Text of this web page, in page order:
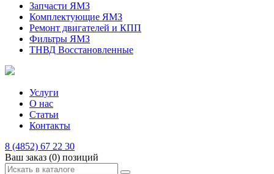
Запчасти ЯМЗ
Комплектующие ЯМЗ
Ремонт двигателей и КПП
Фильтры ЯМЗ
ТНВД Восстановленные
Услуги
О нас
Статьи
Контакты
8 (4852) 67 22 30
Ваш заказ (0) позиций